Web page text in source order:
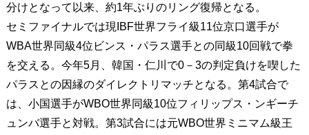
分けとなって以来、約1年ぶりのリング復帰となる。
セミファイナルでは現IBF世界フライ級11位京口選手が
WBA世界同級4位ビンス・パラス選手との同級10回戦で拳
を交える。今年5月、韓国・仁川で0－3の判定負けを喫した
パラスとの因縁のダイレクトリマッチとなる。第4試合で
は、小国選手がWBO世界同級10位フィリップス・ンギーチ
ュンバ選手と対戦。第3試合には元WBO世界ミニマム級王